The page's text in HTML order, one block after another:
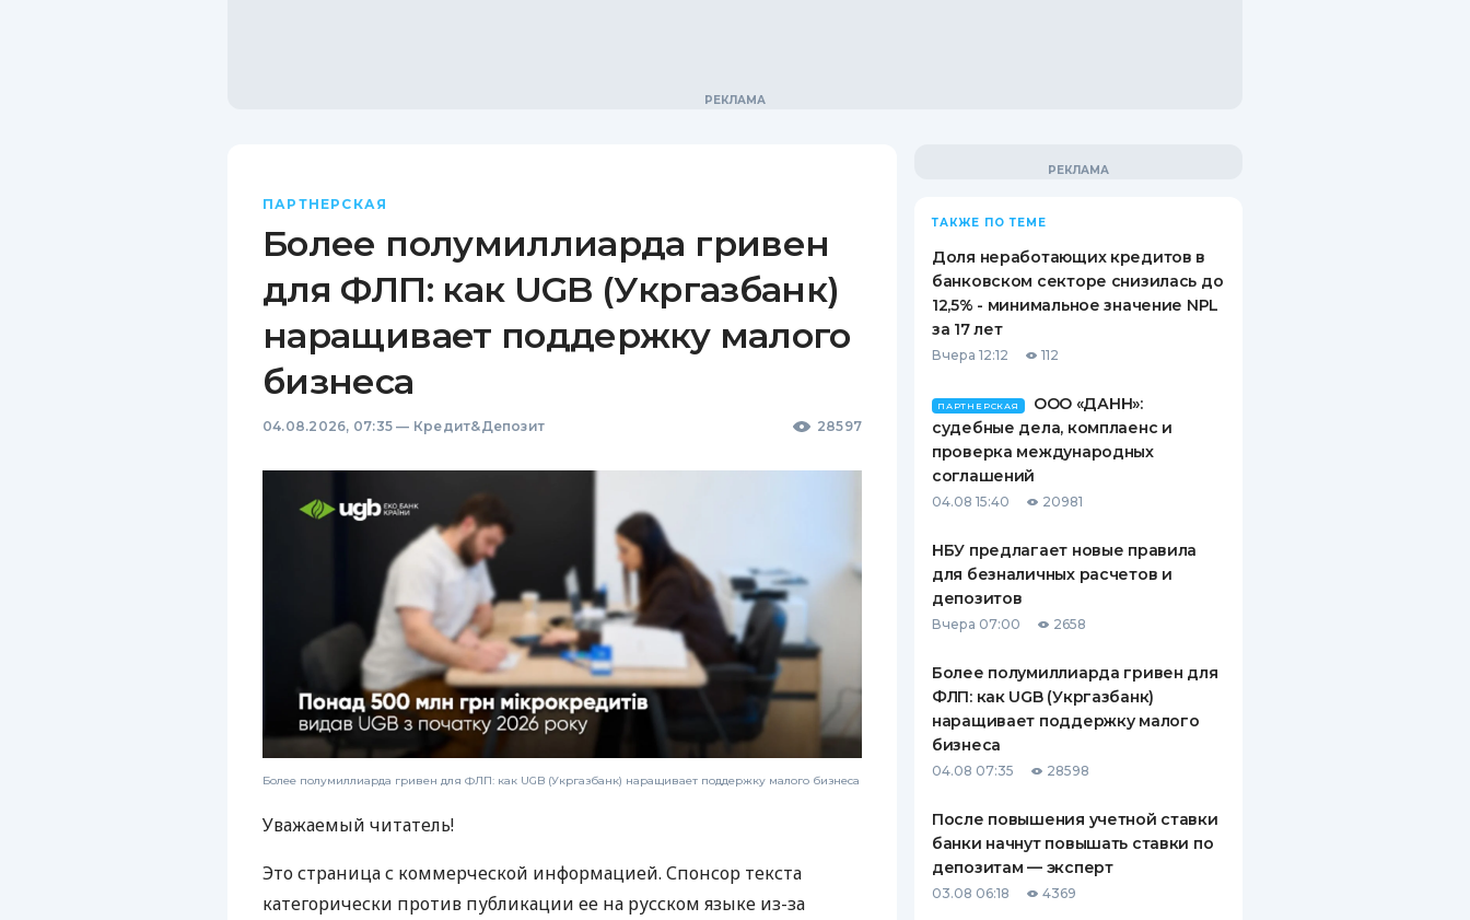
ПАРТНЕРСКАЯ
Более полумиллиарда гривен
для ФЛП: как UGB (Укргазбанк)
наращивает поддержку малого
бизнеса
04.08.2026, 07:35 — Кредит&Депозит 28597
Более полумиллиарда гривен для ФЛП: как UGB (Укргазбанк) наращивает поддержку малого бизнеса
Уважаемый читатель!
Это страница с коммерческой информацией. Спонсор текста
категорически против публикации ее на русском языке из-за
ТАКЖЕ ПО ТЕМЕ
Доля неработающих кредитов в
банковском секторе снизилась до
12,5% - минимальное значение NPL
за 17 лет
Вчера 12:12 112
ПАРТНЕРСКАЯ
ООО «ДАНН»:
судебные дела, комплаенс и
проверка международных
соглашений
04.08 15:40 20981
НБУ предлагает новые правила
для безналичных расчетов и
депозитов
Вчера 07:00 2658
Более полумиллиарда гривен для
ФЛП: как UGB (Укргазбанк)
наращивает поддержку малого
бизнеса
04.08 07:35 28598
После повышения учетной ставки
банки начнут повышать ставки по
депозитам — эксперт
03.08 06:18 4369